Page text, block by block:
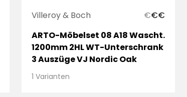
Villeroy & Boch €€€
ARTO-Möbelset 08 A18 Wascht.
1200mm 2HL WT-Unterschrank
3 Auszüge VJ Nordic Oak
1 Varianten